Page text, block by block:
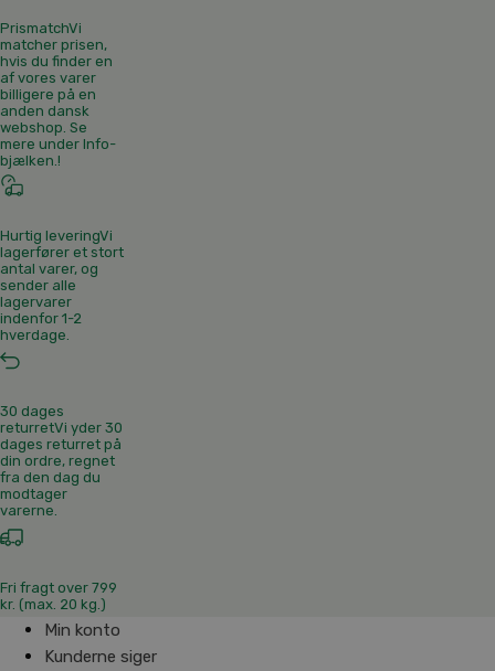
PrismatchVi
matcher prisen,
hvis du finder en
af vores varer
billigere på en
anden dansk
webshop. Se
mere under Info-
bjælken.!
Hurtig leveringVi
lagerfører et stort
antal varer, og
sender alle
lagervarer
indenfor 1-2
hverdage.
30 dages
returretVi yder 30
dages returret på
din ordre, regnet
fra den dag du
modtager
varerne.
Fri fragt over 799
kr. (max. 20 kg.)
Min konto
Kunderne siger